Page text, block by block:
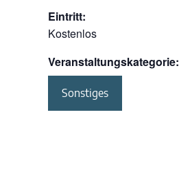
Eintritt:
Kostenlos
Veranstaltungskategorie:
Sonstiges